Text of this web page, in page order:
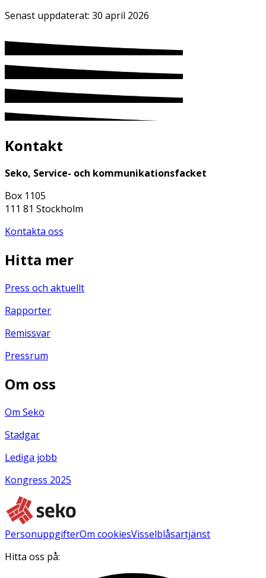
Senast uppdaterat: 30 april 2026
Kontakt
Seko, Service- och kommunikationsfacket
Box 1105
111 81 Stockholm
Kontakta oss
Hitta mer
Press och aktuellt
Rapporter
Remissvar
Pressrum
Om oss
Om Seko
Stadgar
Lediga jobb
Kongress 2025
PersonuppgifterOm cookiesVisselblåsartjänst
Hitta oss på: